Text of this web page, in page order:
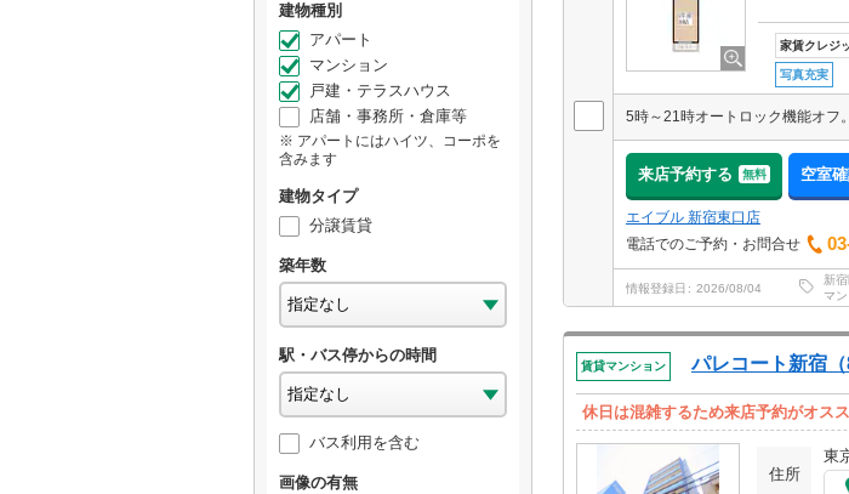
建物種別
アパート
マンション
戸建・テラスハウス
店舗・事務所・倉庫等
アパートにはハイツ、コーポを
含みます
建物タイプ
分譲賃貸
築年数
駅・バス停からの時間
バス利用を含む
画像の有無
家賃クレジ
写真充実
来店予約する 無料 空室
エイブル 新宿東口店
電話でのご予約・お問合せ
情報登録日 2026/08/04
新
マ
賃貸マンション パレコート新宿（
休日は混雑するため来店予約がオス
住所
東